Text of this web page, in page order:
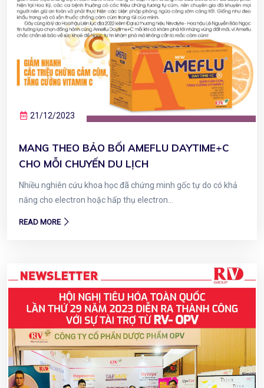
21/12/2023
MANG THEO BẢO BỐI AMEFLU DAYTIME+C
CHO MỖI CHUYẾN DU LỊCH
Nhiều nghiên cứu khoa học đã chứng minh gốc tự do có khả
năng cho electron hoặc hấp thụ electron...
READ MORE